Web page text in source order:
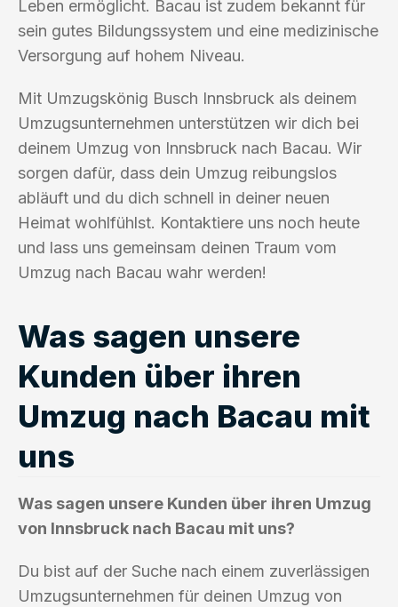
Leben ermöglicht. Bacau ist zudem bekannt für
sein gutes Bildungssystem und eine medizinische
Versorgung auf hohem Niveau.
Mit Umzugskönig Busch Innsbruck als deinem
Umzugsunternehmen unterstützen wir dich bei
deinem Umzug von Innsbruck nach Bacau. Wir
sorgen dafür, dass dein Umzug reibungslos
abläuft und du dich schnell in deiner neuen
Heimat wohlfühlst. Kontaktiere uns noch heute
und lass uns gemeinsam deinen Traum vom
Umzug nach Bacau wahr werden!
Was sagen unsere
Kunden über ihren
Umzug nach Bacau mit
uns
Was sagen unsere Kunden über ihren Umzug
von Innsbruck nach Bacau mit uns?
Du bist auf der Suche nach einem zuverlässigen
Umzugsunternehmen für deinen Umzug von